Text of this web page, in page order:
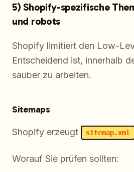
5) Shopify-spezifische
und robots
Shopify limitiert den Low-
Entscheidend ist, innerhalb
sauber zu arbeiten.
Sitemaps
Shopify erzeugt sitemap.xml
Worauf Sie prüfen sollten: